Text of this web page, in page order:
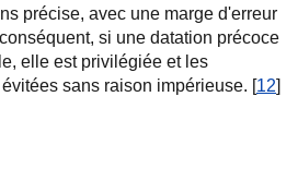
précise, avec une marge d'erreur
si une datation précoce
elle est privilégiée et les
sans raison impérieuse. [12]